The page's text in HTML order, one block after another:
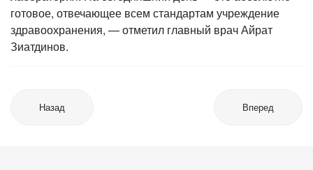
готовое, отвечающее всем стандартам учреждение
здравоохранения, — отметил главный врач Айрат
Зиатдинов.
Назад Вперед